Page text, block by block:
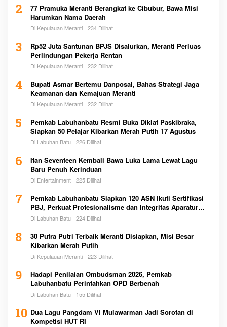
2
77 Pramuka Meranti Berangkat ke Cibubur, Bawa Misi
Harumkan Nama Daerah
Di Kepulauan Meranti 234 Dilihat
3
Rp52 Juta Santunan BPJS Disalurkan, Meranti Perluas
Perlindungan Pekerja Rentan
Di Kepulauan Meranti 232 Dilihat
4
Bupati Asmar Bertemu Danposal, Bahas Strategi Jaga
Keamanan dan Kemajuan Meranti
Di Kepulauan Meranti 232 Dilihat
5
Pemkab Labuhanbatu Resmi Buka Diklat Paskibraka,
Siapkan 50 Pelajar Kibarkan Merah Putih 17 Agustus
Di Labuhan Batu 226 Dilihat
6
Ifan Seventeen Kembali Bawa Luka Lama Lewat Lagu
Baru Penuh Kerinduan
Di Entertainment 225 Dilihat
7
Pemkab Labuhanbatu Siapkan 120 ASN Ikuti Sertifikasi
PBJ, Perkuat Profesionalisme dan Integritas Aparatur
Pemerintah
Di Labuhan Batu 224 Dilihat
8
30 Putra Putri Terbaik Meranti Disiapkan, Misi Besar
Kibarkan Merah Putih
Di Kepulauan Meranti 223 Dilihat
9
Hadapi Penilaian Ombudsman 2026, Pemkab
Labuhanbatu Perintahkan OPD Berbenah
Di Labuhan Batu 155 Dilihat
10 Dua Lagu Pangdam VI Mulawarman Jadi Sorotan di
Kompetisi HUT RI